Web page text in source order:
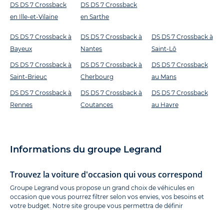
DS DS 7 Crossback
en Ille-et-Vilaine
DS DS 7 Crossback
en Sarthe
DS DS 7 Crossback à
Bayeux
DS DS 7 Crossback à
Saint-Brieuc
DS DS 7 Crossback à
Rennes
DS DS 7 Crossback à
Nantes
DS DS 7 Crossback à
Cherbourg
DS DS 7 Crossback à
Coutances
DS DS 7 Crossback à
Saint-Lô
DS DS 7 Crossback
au Mans
DS DS 7 Crossback
au Havre
Informations du groupe Legrand
Trouvez la voiture d'occasion qui vous correspond
Groupe Legrand vous propose un grand choix de véhicules en
occasion que vous pourrez filtrer selon vos envies, vos besoins et
votre budget. Notre site groupe vous permettra de définir